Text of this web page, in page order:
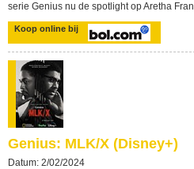
serie Genius nu de spotlight op Aretha
Koop online bij
Genius: MLK/X (Disney+)
Datum: 2/02/2024